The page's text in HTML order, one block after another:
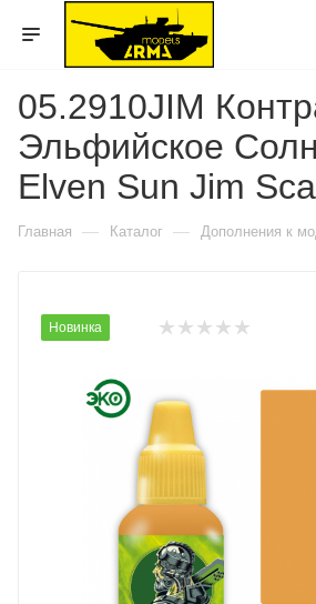
05.2910JIM
Эльфийское
Elven Sun Jim
Главная — Каталог — Дополнения к
Новинка